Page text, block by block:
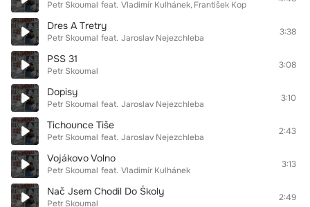
Petr Skoumal feat. Vladimír Kulhánek František Kop
Dres A Tretry
Petr Skoumal feat. Jaroslav Nejezchleba
3:38
PSS 31
Petr Skoumal
3:08
Dopisy
Petr Skoumal feat. Jaroslav Nejezchleba
3:10
Tichounce Tiše
Petr Skoumal feat. Jaroslav Nejezchleba
2:43
Vojákovo Volno
Petr Skoumal feat. Vladimír Kulhánek
3:13
Nač Jsem Chodil Do Školy
Petr Skoumal
2:49